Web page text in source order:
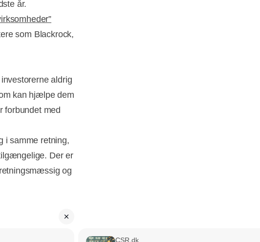
år.
som Blackrock,
aldrig
kan hjælpe dem
forbundet med
i samme retning,
Der er
og
CSR.dk